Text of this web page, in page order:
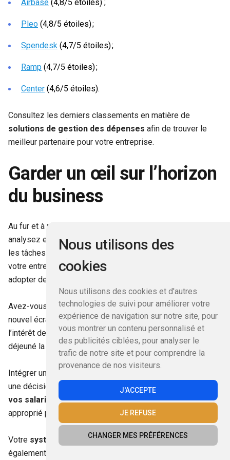
Nous utilisons des
cookies
Nous utilisons des cookies et d'autres
technologies de suivi pour améliorer votre
expérience de navigation sur notre site, pour
vous montrer un contenu personnalisé et
des publicités ciblées, pour analyser le
trafic de notre site et pour comprendre la
provenance de nos visiteurs.
J'ACCEPTE
JE REFUSE
CHANGER MES PRÉFÉRENCES
Airbase (4,8/5 étoiles) ;
Pleo (4,8/5 étoiles) ;
Spendesk (4,7/5 étoiles) ;
Ramp (4,7/5 étoiles) ;
Center (4,6/5 étoiles).
Consultez les derniers classements en matière de
solutions de gestion des dépenses afin de trouver le
meilleur partenaire pour votre entreprise.
Garder un œil sur l’horizon
du business
Au fur et à mesure que votre entreprise se développe,
analysez et décidez de la meilleure façon d’externaliser
les tâches administratives clés. En fin de compte, pour que
votre entreprise réussisse à long terme, vous devez
adopter des
Avez-vous vraiment besoin de savoir chaque fois qu’un
nouvel écran d’ordinateur doit être commandé ? Quel est
l’intérêt de connaître l’endroit où votre équipe terrain a
déjeuné la semaine dernière ?
Intégrer une solution de gestion des dépenses constitue
une décision libératrice. Vous donnezplus de pouvoir à
vos salariés
tout en maintenant le degré de surveillance
approprié pour garder les coûts sous contrôle.
Votre système de carte bancaire professionnelle
également aider vos collaborateurs à s’épanouir. Vous leur